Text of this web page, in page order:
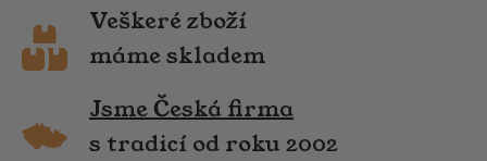
Veškeré zboží
máme skladem
Jsme Česká firma
s tradicí od roku 2002